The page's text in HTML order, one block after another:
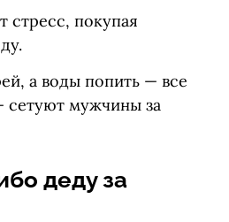
покупая
а воды попить — все
сетуют мужчины за
деду за